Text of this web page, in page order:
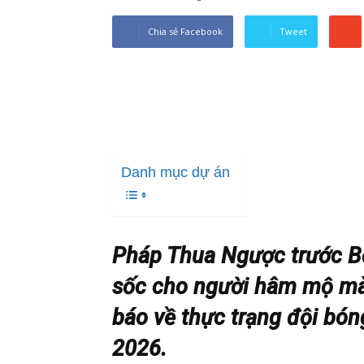
Chia sẻ Facebook Tweet
Danh mục dự án
Pháp Thua Ngược trước
sốc cho người hâm mộ
báo về thực trạng đội
2026.